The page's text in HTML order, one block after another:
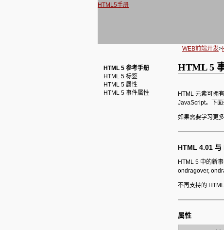
HTML5手册
WEB前端开发>
HTML 5 参考手册
HTML 5 标签
HTML 5 属性
HTML 5 事件属性
HTML 5
HTML 元素可拥
JavaScript。下面
如果需要学习更
HTML 4.01 与
HTML 5 中的新
ondragover,
不再支持的
属性